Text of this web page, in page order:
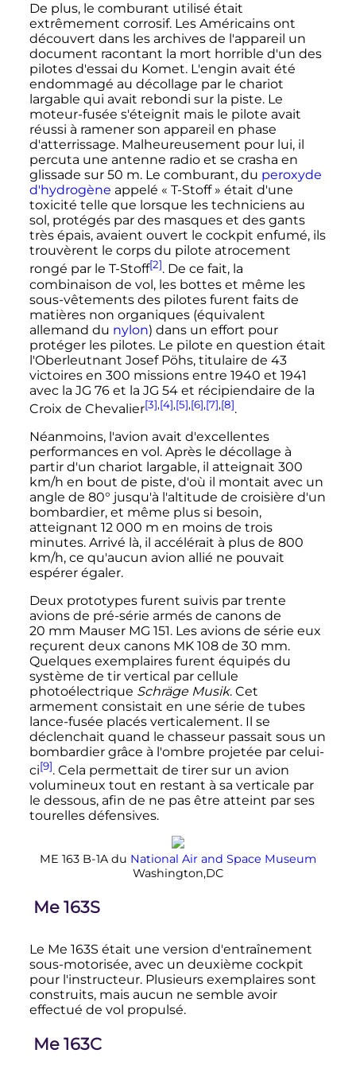
De plus, le comburant utilisé était
extrêmement corrosif. Les Américains ont
découvert dans les archives de l'appareil un
document racontant la mort horrible d'un des
pilotes d'essai du Komet. L'engin avait été
endommagé au décollage par le chariot
largable qui avait rebondi sur la piste. Le
moteur-fusée s'éteignit mais le pilote avait
réussi à ramener son appareil en phase
d'atterrissage. Malheureusement pour lui, il
percuta une antenne radio et se crasha en
glissade sur 50 m. Le comburant, du peroxyde
d'hydrogène appelé « T-Stoff » était d'une
toxicité telle que lorsque les techniciens au
sol, protégés par des masques et des gants
très épais, avaient ouvert le cockpit enfumé, ils
trouvèrent le corps du pilote atrocement
rongé par le T-Stoff[2]. De ce fait, la
combinaison de vol, les bottes et même les
sous-vêtements des pilotes furent faits de
matières non organiques (équivalent
allemand du nylon) dans un effort pour
protéger les pilotes. Le pilote en question était
l'Oberleutnant Josef Pöhs, titulaire de 43
victoires en 300 missions entre 1940 et 1941
avec la JG 76 et la JG 54 et récipiendaire de la
Croix de Chevalier[3],[4],[5],[6],[7],[8].
Néanmoins, l'avion avait d'excellentes
performances en vol. Après le décollage à
partir d'un chariot largable, il atteignait 300
km/h en bout de piste, d'où il montait avec un
angle de 80° jusqu'à l'altitude de croisière d'un
bombardier, et même plus si besoin,
atteignant 12 000 m en moins de trois
minutes. Arrivé là, il accélérait à plus de 800
km/h, ce qu'aucun avion allié ne pouvait
espérer égaler.
Deux prototypes furent suivis par trente
avions de pré-série armés de canons de
20 mm Mauser MG 151. Les avions de série eux
reçurent deux canons MK 108 de 30 mm.
Quelques exemplaires furent équipés du
système de tir vertical par cellule
photoélectrique Schräge Musik. Cet
armement consistait en une série de tubes
lance-fusée placés verticalement. Il se
déclenchait quand le chasseur passait sous un
bombardier grâce à l'ombre projetée par celui-
ci[9]. Cela permettait de tirer sur un avion
volumineux tout en restant à sa verticale par
le dessous, afin de ne pas être atteint par ses
tourelles défensives.
ME 163 B-1A du National Air and Space Museum
Washington,DC
Me 163S
Le Me 163S était une version d'entraînement
sous-motorisée, avec un deuxième cockpit
pour l'instructeur. Plusieurs exemplaires sont
construits, mais aucun ne semble avoir
effectué de vol propulsé.
Me 163C